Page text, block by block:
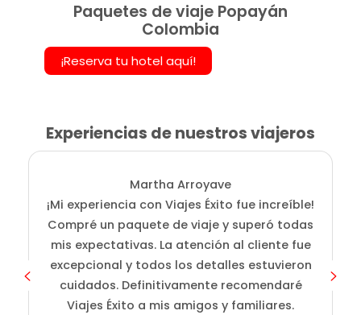
Paquetes de viaje Popayán
Colombia
¡Reserva tu hotel aquí!
Experiencias de nuestros viajeros
Martha Arroyave
¡Mi experiencia con Viajes Éxito fue increíble!
Compré un paquete de viaje y superó todas
mis expectativas. La atención al cliente fue
excepcional y todos los detalles estuvieron
cuidados. Definitivamente recomendaré
Viajes Éxito a mis amigos y familiares.